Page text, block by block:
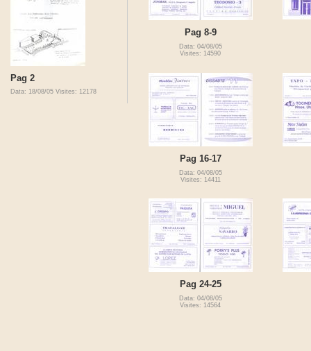
Pag 2
Data: 18/08/05 Visites: 12178
Pag 8-9
Data: 04/08/05
Visites: 14590
Pag 16-17
Data: 04/08/05
Visites: 14411
Pag 24-25
Data: 04/08/05
Visites: 14564